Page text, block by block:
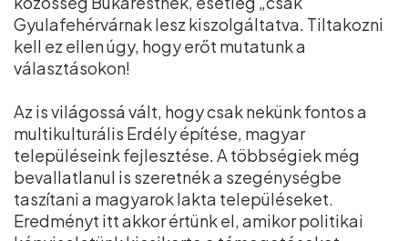
Gyulafehérvárnak lesz kiszolgáltatva. Tiltakozni
kell ez ellen úgy, hogy erőt mutatunk a
választásokon!
Az is világossá vált, hogy csak nekünk fontos a
multikulturális Erdély építése, magyar
településeink fejlesztése. A többségiek még
bevallatlanul is szeretnék a szegénységbe
taszítani a magyarok lakta településeket.
Eredményt itt akkor értünk el, amikor politikai